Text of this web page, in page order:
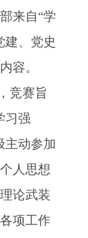
来自“学
建、党史
容。
竞赛旨
习强
主动参加
人思想
论武装
项工作